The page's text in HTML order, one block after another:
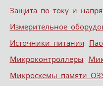
Защита по току и
Измерительное
Источники питания
Микроконтроллеры
Микросхемы памяти